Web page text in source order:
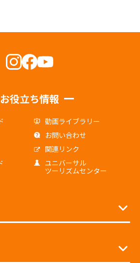
お役立ち情報
動画ライブラリー
お問い合わせ
関連リンク
ユニバーサル
ツーリズムセンター